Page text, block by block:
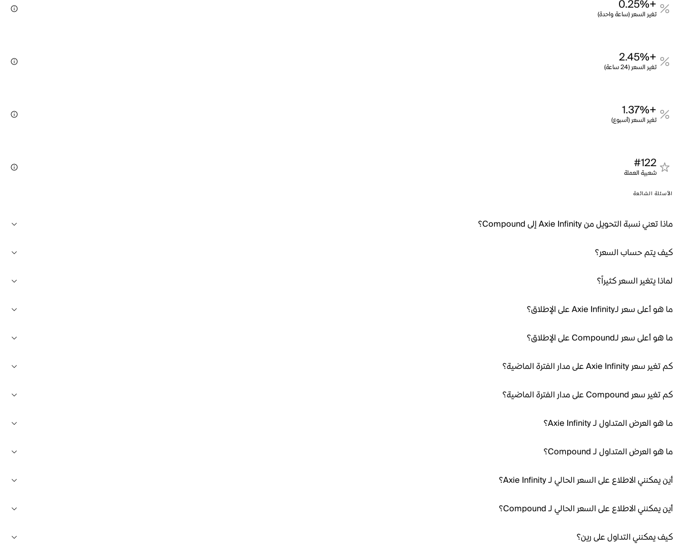
+0.25%
تغير السعر (ساعة واحدة)
+2.45%
تغير السعر (24 ساعة)
+1.37%
تغير السعر (أسبوع)
#122
شعبية العملة
الأسئلة الشائعة
ماذا تعني نسبة التحويل من Axie Infinity إلى Compound؟
كيف يتم حساب السعر؟
لماذا يتغير السعر كثيراً؟
ما هو أعلى سعر لـAxie Infinity على الإطلاق؟
ما هو أعلى سعر لـCompound على الإطلاق؟
كم تغير سعر Axie Infinity على مدار الفترة الماضية؟
كم تغير سعر Compound على مدار الفترة الماضية؟
ما هو العرض المتداول لـ Axie Infinity؟
ما هو العرض المتداول لـ Compound؟
أين يمكنني الاطلاع على السعر الحالي لـ Axie Infinity؟
أين يمكنني الاطلاع على السعر الحالي لـ Compound؟
كيف يمكنني التداول على رين؟